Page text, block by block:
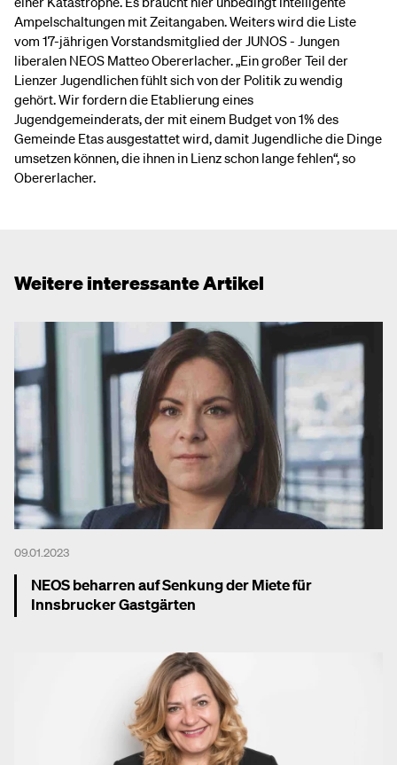
Ampelschaltungen mit Zeitangaben. Weiters wird die Liste
vom 17-jährigen Vorstandsmitglied der JUNOS - Jungen
liberalen NEOS Matteo Obererlacher. „Ein großer Teil der
Lienzer Jugendlichen fühlt sich von der Politik zu wendig
gehört. Wir fordern die Etablierung eines
Jugendgemeinderats, der mit einem Budget von 1% des
Gemeinde Etas ausgestattet wird, damit Jugendliche die Dinge
umsetzen können, die ihnen in Lienz schon lange fehlen“, so
Obererlacher.
Weitere interessante Artikel
09.01.2023
NEOS beharren auf Senkung der Miete für
Innsbrucker Gastgärten